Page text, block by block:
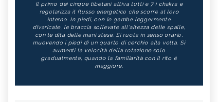
Il primo dei cinque tibetani attiva tutti e 7 i chakra e
regolarizza il flusso energetico che scorre al loro
interno. In piedi, con le gambe leggermente
divaricate, le braccia sollevate all'altezza delle spalle,
con le dita delle mani stese. Si ruota in senso orario,
muovendo i piedi di un quarto di cerchio alla volta. Si
aumenti la velocità della rotazione solo
gradualmente, quando la familiarità con il rito è
maggiore.